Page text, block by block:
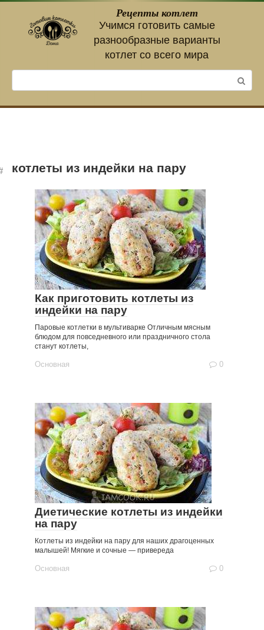
контенту
Рецепты котлет
Учимся готовить самые
разнообразные варианты
котлет со всего мира
котлеты из индейки на пару
Как приготовить котлеты из
индейки на пару
Паровые котлетки в мультиварке Отличным мясным
блюдом для повседневного или праздничного стола
станут котлеты,
Основная 0
Диетические котлеты из индейки
на пару
Котлеты из индейки на пару для наших драгоценных
малышей! Мягкие и сочные — привереда
Основная 0